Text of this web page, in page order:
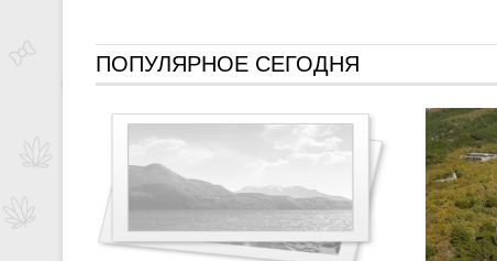
ПОПУЛЯРНОЕ СЕГОДНЯ